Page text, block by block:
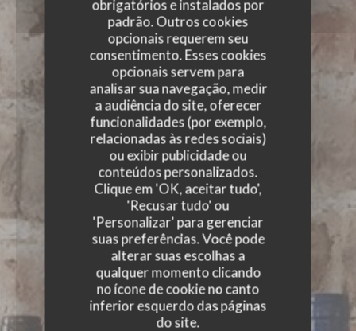
obrigatórios e instalados por
padrão. Outros cookies
opcionais requerem seu
consentimento. Esses cookies
opcionais servem para
analisar sua navegação, medir
a audiência do site, oferecer
funcionalidades (por exemplo,
relacionadas às redes sociais)
ou exibir publicidade ou
conteúdos personalizados.
Clique em 'OK, aceitar tudo',
'Recusar tudo' ou
'Personalizar' para gerenciar
suas preferências. Você pode
alterar suas escolhas a
qualquer momento clicando
no ícone de cookie no canto
inferior esquerdo das páginas
do site.